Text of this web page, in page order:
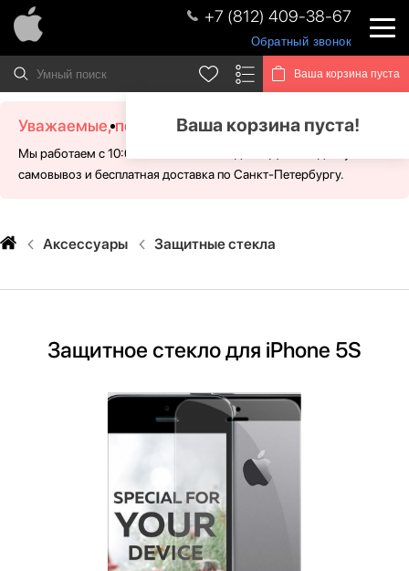
+7 (812) 409-38-67
Обратный звонок
Ваша корзина пуста
Ваша корзина пуста!
Уважаемые, посетители!
Мы работаем с 10:00 - 21:00 без выходных. Для Вас доступен
самовывоз и бесплатная доставка по Санкт-Петербургу.
Аксессуары Защитные стекла
Защитное стекло для iPhone 5S